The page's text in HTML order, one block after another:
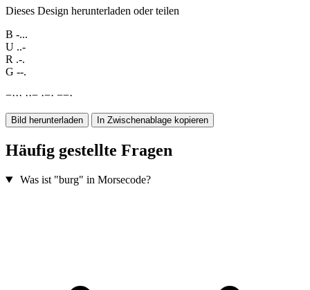
Dieses Design herunterladen oder teilen
B -...
U ..-
R .-.
G --.
−··· ··− ·−· −−·
Bild herunterladen In Zwischenablage kopieren
Häufig gestellte Fragen
Was ist "burg" in Morsecode?